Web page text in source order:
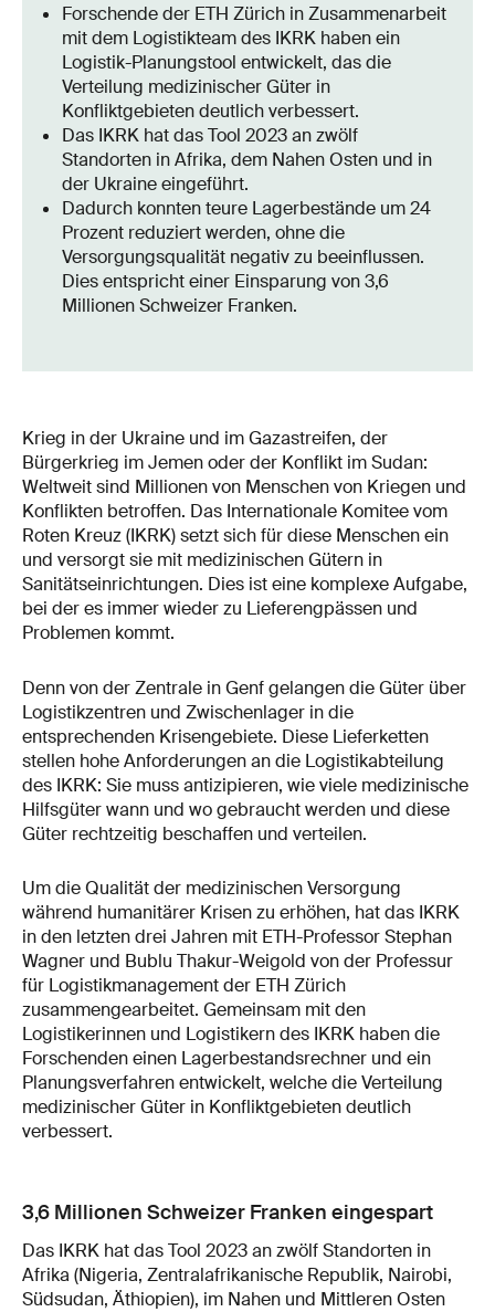
Forschende der ETH Zürich in Zusammenarbeit
mit dem Logistikteam des IKRK haben ein
Logistik-Planungstool entwickelt, das die
Verteilung medizinischer Güter in
Konfliktgebieten deutlich verbessert.
Das IKRK hat das Tool 2023 an zwölf
Standorten in Afrika, dem Nahen Osten und in
der Ukraine eingeführt.
Dadurch konnten teure Lagerbestände um 24
Prozent reduziert werden, ohne die
Versorgungsqualität negativ zu beeinflussen.
Dies entspricht einer Einsparung von 3,6
Millionen Schweizer Franken.
Krieg in der Ukraine und im Gazastreifen, der
Bürgerkrieg im Jemen oder der Konflikt im Sudan:
Weltweit sind Millionen von Menschen von Kriegen und
Konflikten betroffen. Das Internationale Komitee vom
Roten Kreuz (IKRK) setzt sich für diese Menschen ein
und versorgt sie mit medizinischen Gütern in
Sanitätseinrichtungen. Dies ist eine komplexe Aufgabe,
bei der es immer wieder zu Lieferengpässen und
Problemen kommt.
Denn von der Zentrale in Genf gelangen die Güter über
Logistikzentren und Zwischenlager in die
entsprechenden Krisengebiete. Diese Lieferketten
stellen hohe Anforderungen an die Logistikabteilung
des IKRK: Sie muss antizipieren, wie viele medizinische
Hilfsgüter wann und wo gebraucht werden und diese
Güter rechtzeitig beschaffen und verteilen.
Um die Qualität der medizinischen Versorgung
während humanitärer Krisen zu erhöhen, hat das IKRK
in den letzten drei Jahren mit ETH-​Professor Stephan
Wagner und Bublu Thakur-​Weigold von der Professur
für Logistikmanagement der ETH Zürich
zusammengearbeitet. Gemeinsam mit den
Logistikerinnen und Logistikern des IKRK haben die
Forschenden einen Lagerbestandsrechner und ein
Planungsverfahren entwickelt, welche die Verteilung
medizinischer Güter in Konfliktgebieten deutlich
verbessert.
3,6 Millionen Schweizer Franken eingespart
Das IKRK hat das Tool 2023 an zwölf Standorten in
Afrika (Nigeria, Zentralafrikanische Republik, Nairobi,
Südsudan, Äthiopien), im Nahen und Mittleren Osten